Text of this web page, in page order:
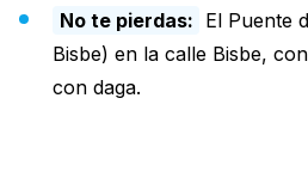
No te pierdas: El Puente
Bisbe) en la calle Bisbe,
con daga.